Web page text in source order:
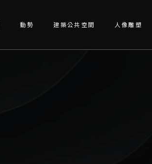
動勢 建築公共空間 人像雕塑